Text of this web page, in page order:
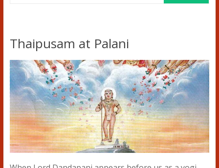
Thaipusam at Palani